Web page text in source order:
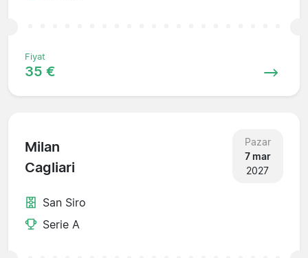
Fiyat
35 €
Milan
Cagliari
Pazar
7 mar
2027
San Siro
Serie A